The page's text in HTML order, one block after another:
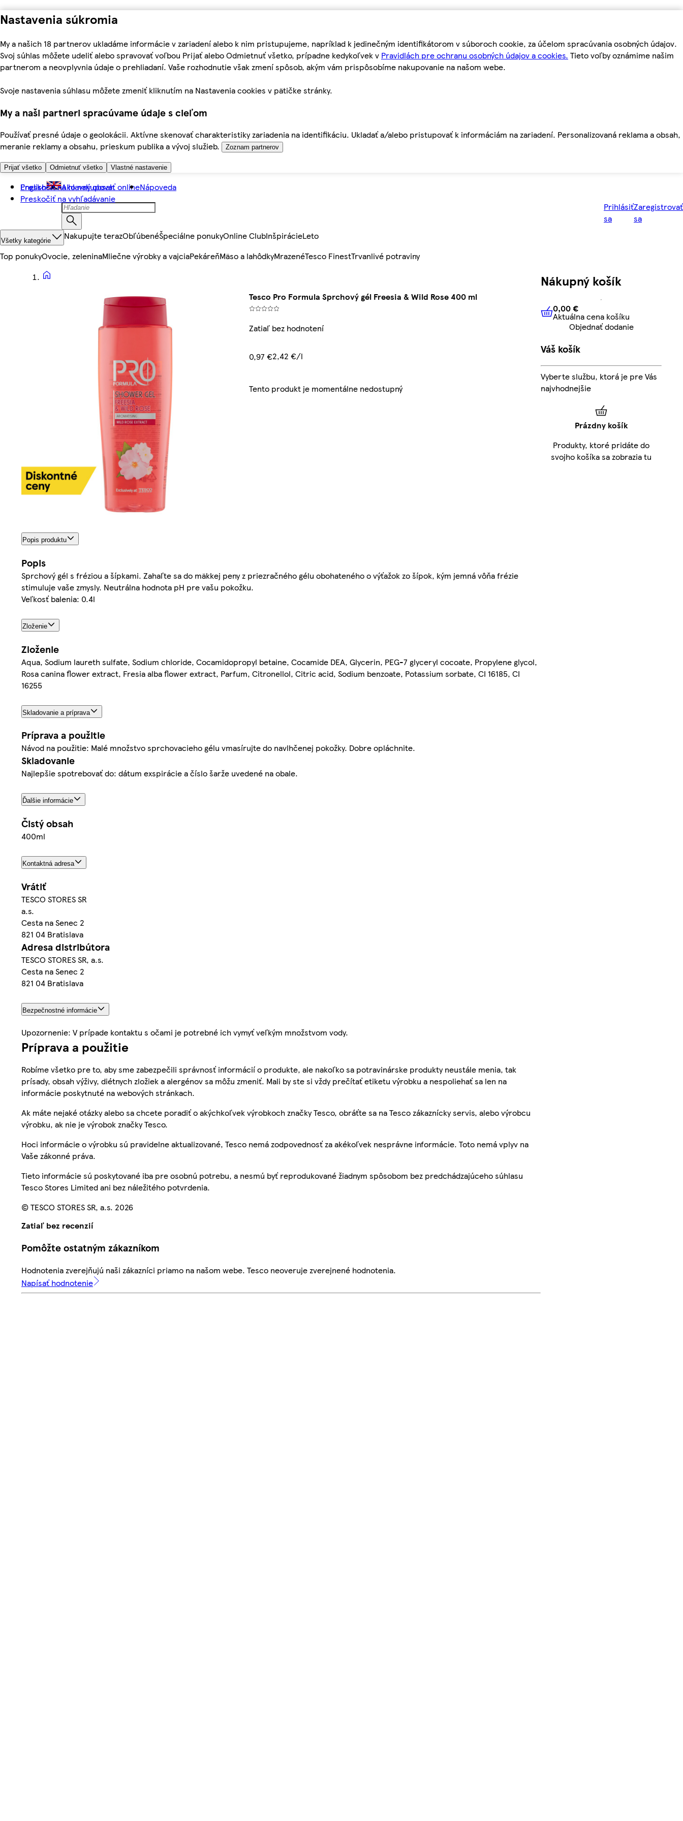
Nastavenia súkromia
My a našich 18 partnerov ukladáme informácie v zariadení alebo k nim pristupujeme, napríklad k jedinečným identifikátorom v súboroch cookie, za účelom spracúvania osobných údajov.
Svoj súhlas môžete udeliť alebo spravovať voľbou Prijať alebo Odmietnuť všetko, prípadne kedykoľvek v Pravidlách pre ochranu osobných údajov a cookies. Tieto voľby oznámime našim
partnerom a neovplyvnia údaje o prehliadaní. Vaše rozhodnutie však zmení spôsob, akým vám prispôsobíme nakupovanie na našom webe.
Svoje nastavenia súhlasu môžete zmeniť kliknutím na Nastavenia cookies v pätičke stránky.
My a naši partneri spracúvame údaje s cieľom
Používať presné údaje o geolokácii. Aktívne skenovať charakteristiky zariadenia na identifikáciu. Ukladať a/alebo pristupovať k informáciám na zariadení. Personalizovaná reklama a obsah,
meranie reklamy a obsahu, prieskum publika a vývoj služieb.
Zoznam partnerov
Prijať všetko Odmietnuť všetko Vlastné nastavenie
Preskočiť na hlavný obsah
Preskočiť na vyhľadávanie
English Ako nakupovať onlineNápoveda
Prihlásiť
sa
Zaregistrovať
sa
Všetky kategórie Nakupujte terazObľúbenéŠpeciálne ponukyOnline ClubInšpirácieLeto
Top ponukyOvocie, zeleninaMliečne výrobky a vajciaPekáreňMäso a lahôdkyMrazenéTesco FinestTrvanlivé potraviny
Tesco Pro Formula Sprchový gél Freesia & Wild Rose 400 ml
Zatiaľ bez hodnotení
0,97 €2,42 €/l
Tento produkt je momentálne nedostupný
Popis produktu
Popis
Sprchový gél s fréziou a šípkami. Zahaľte sa do mäkkej peny z priezračného gélu obohateného o výťažok zo šípok, kým jemná vôňa frézie
stimuluje vaše zmysly. Neutrálna hodnota pH pre vašu pokožku.
Veľkosť balenia: 0.4l
Zloženie
Zloženie
Aqua, Sodium laureth sulfate, Sodium chloride, Cocamidopropyl betaine, Cocamide DEA, Glycerin, PEG-7 glyceryl cocoate, Propylene glycol,
Rosa canina flower extract, Fresia alba flower extract, Parfum, Citronellol, Citric acid, Sodium benzoate, Potassium sorbate, CI 16185, CI
16255
Skladovanie a príprava
Príprava a použitie
Návod na použitie: Malé množstvo sprchovacieho gélu vmasírujte do navlhčenej pokožky. Dobre opláchnite.
Skladovanie
Najlepšie spotrebovať do: dátum exspirácie a číslo šarže uvedené na obale.
Ďalšie informácie
Čistý obsah
400ml
Kontaktná adresa
Vrátiť
TESCO STORES SR
a.s.
Cesta na Senec 2
821 04 Bratislava
Adresa distribútora
TESCO STORES SR, a.s.
Cesta na Senec 2
821 04 Bratislava
Bezpečnostné informácie
Upozornenie: V prípade kontaktu s očami je potrebné ich vymyť veľkým množstvom vody.
Príprava a použitie
Robíme všetko pre to, aby sme zabezpečili správnosť informácií o produkte, ale nakoľko sa potravinárske produkty neustále menia, tak
prísady, obsah výživy, diétnych zložiek a alergénov sa môžu zmeniť. Mali by ste si vždy prečítať etiketu výrobku a nespoliehať sa len na
informácie poskytnuté na webových stránkach.
Ak máte nejaké otázky alebo sa chcete poradiť o akýchkoľvek výrobkoch značky Tesco, obráťte sa na Tesco zákaznícky servis, alebo výrobcu
výrobku, ak nie je výrobok značky Tesco.
Hoci informácie o výrobku sú pravidelne aktualizované, Tesco nemá zodpovednosť za akékoľvek nesprávne informácie. Toto nemá vplyv na
Vaše zákonné práva.
Tieto informácie sú poskytované iba pre osobnú potrebu, a nesmú byť reprodukované žiadnym spôsobom bez predchádzajúceho súhlasu
Tesco Stores Limited ani bez náležitého potvrdenia.
© TESCO STORES SR, a.s. 2026
Zatiaľ bez recenzií
Pomôžte ostatným zákazníkom
Hodnotenia zverejňujú naši zákazníci priamo na našom webe. Tesco neoveruje zverejnené hodnotenia.
Napísať hodnotenie
Nákupný košík
0,00 € Aktuálna cena košíku
0,00 €
Aktuálna cena košíku
Objednať dodanie
Váš košík
Vyberte službu, ktorá je pre Vás
najvhodnejšie
Prázdny košík
Produkty, ktoré pridáte do
svojho košíka sa zobrazia tu